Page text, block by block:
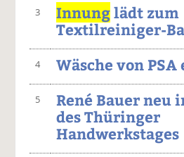
3 Innunglädt zum
Textilreiniger-
4 Wäsche von
5
René Bauer neu
des Thüringer
Handwerkstages